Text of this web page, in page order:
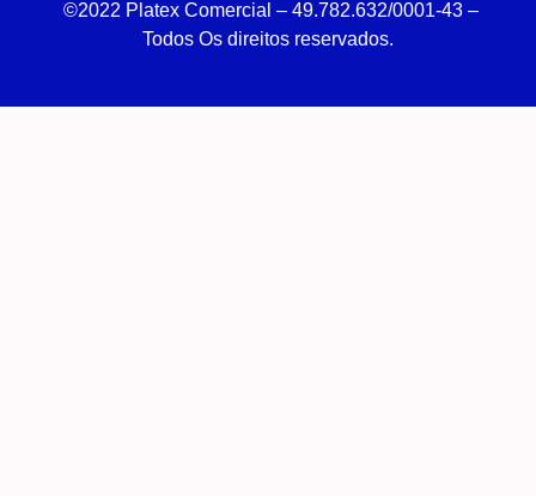
©2022 Platex Comercial – 49.782.632/0001-43 –
Todos Os direitos reservados.